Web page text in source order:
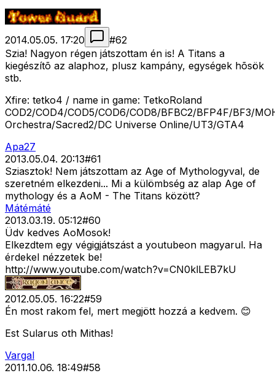
2014.05.05. 17:20 #62
Szia! Nagyon régen játszottam én is! A Titans a
kiegészítõ az alaphoz, plusz kampány, egységek hõsök
stb.
Xfire: tetko4 / name in game: TetkoRoland
COD2/COD4/COD5/COD6/COD8/BFBC2/BFP4F/BF3/
Orchestra/Sacred2/DC Universe Online/UT3/GTA4
Apa27
2013.05.04. 20:13#61
Sziasztok! Nem játszottam az Age of Mythologyval, de
szeretném elkezdeni... Mi a külömbség az alap Age of
mythology és a AoM - The Titans között?
Mátémáté
2013.03.19. 05:12#60
Üdv kedves AoMosok!
Elkezdtem egy végigjátszást a youtubeon magyarul. Ha
érdekel nézzetek be!
http://www.youtube.com/watch?v=CN0klLEB7kU
2012.05.05. 16:22#59
Én most rakom fel, mert megjött hozzá a kedvem. 😊
Est Sularus oth Mithas!
Vargal
2011.10.06. 18:49#58